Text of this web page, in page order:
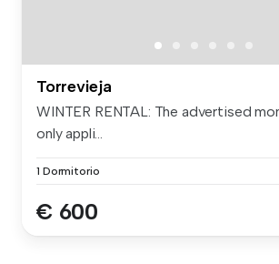
Torrevieja
WINTER RENTAL: The advertised
only appli...
1 Dormitorio
€ 600